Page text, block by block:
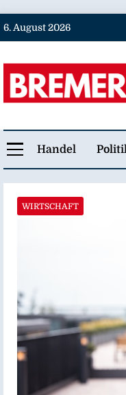
Skip
6. August 2026
Handel
WIRTSCHAFT